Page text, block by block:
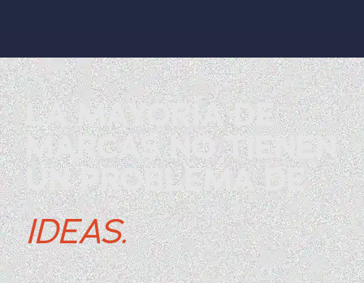
LA MAYORÍA DE
MARCAS NO TIENEN
UN PROBLEMA DE
IDEAS.